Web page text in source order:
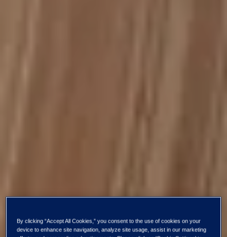
By clicking “Accept All Cookies,” you consent to the use of cookies on your
device to enhance site navigation, analyze site usage, assist in our marketing